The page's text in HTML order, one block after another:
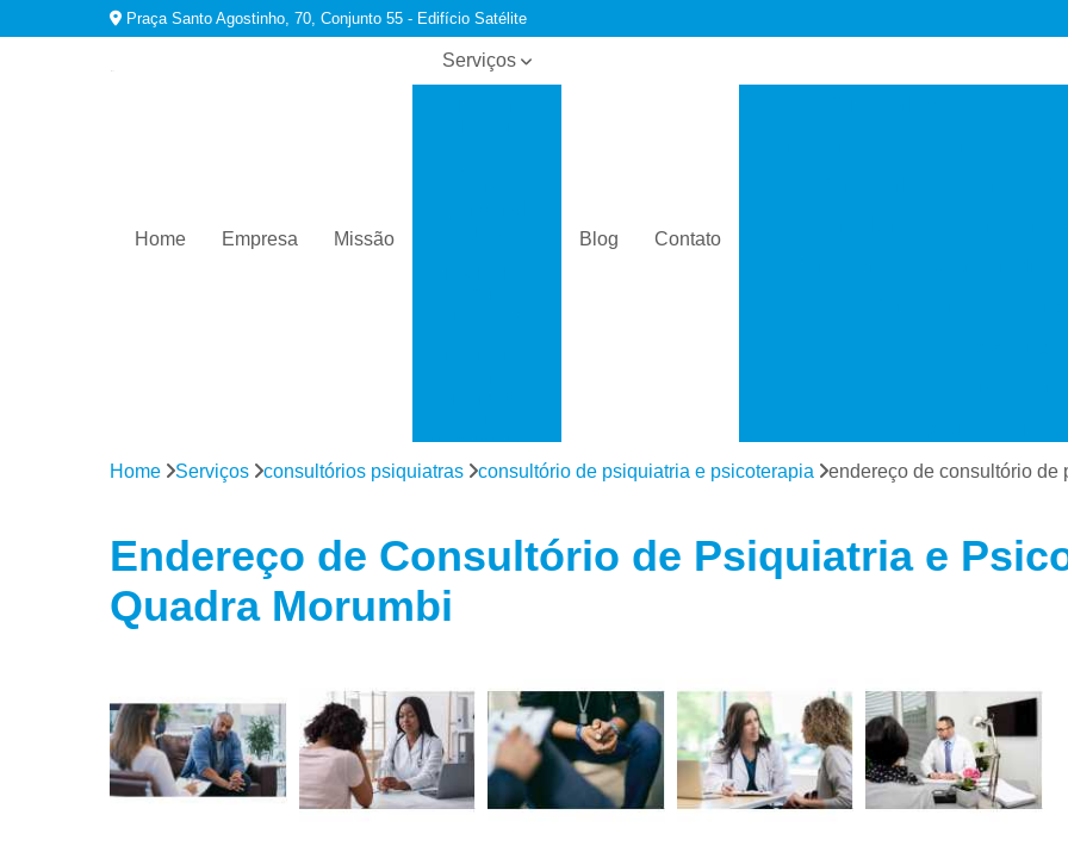
Praça Santo Agostinho, 70, Conjunto 55 - Edifício Satélite
Home Empresa Missão
Serviços
dependência
Tratamentos
Tratamentos
para fobias
Tratamentos
Tratamentos
para
transtorno
bipolar
Tratamentos
para
Blog Contato
Especialista em
Especialista em
Especialista em
Especialista em
Especialista em
Tratamento Alternativo para
Home Serviços consultórios psiquiatras consultório de psiquiatria e psicoterapia endereço de consultório de
Endereço de Consultório de Psiquiatria e
Quadra Morumbi